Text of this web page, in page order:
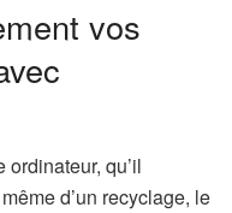
vos
qu’il
d’un recyclage, le